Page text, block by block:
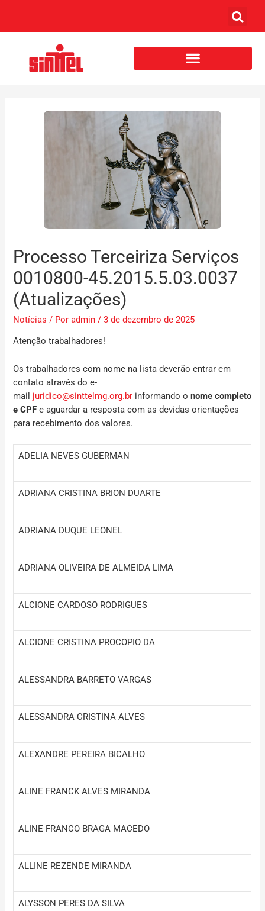
Processo Terceiriza Serviços
0010800-45.2015.5.03.0037
(Atualizações)
Notícias / Poradmin /3 de dezembro de 2025
Atenção trabalhadores!
Os trabalhadores com nome na lista deverão entrar em
contato através do e-
mail juridico@sinttelmg.org.br informando o nome completo
e CPF e aguardar a resposta com as devidas orientações
para recebimento dos valores.
ADELIA NEVES GUBERMAN
ADRIANA CRISTINA BRION DUARTE
ADRIANA DUQUE LEONEL
ADRIANA OLIVEIRA DE ALMEIDA LIMA
ALCIONE CARDOSO RODRIGUES
ALCIONE CRISTINA PROCOPIO DA
ALESSANDRA BARRETO VARGAS
ALESSANDRA CRISTINA ALVES
ALEXANDRE PEREIRA BICALHO
ALINE FRANCK ALVES MIRANDA
ALINE FRANCO BRAGA MACEDO
ALLINE REZENDE MIRANDA
ALYSSON PERES DA SILVA